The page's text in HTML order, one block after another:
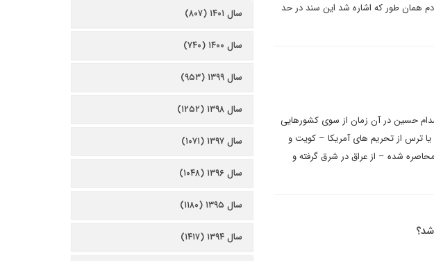
همان طور که اشاره شد این سند در حد
صدام حسین در آن زمان از سوی کشورهایی
ترس از تحریم های آمریکا – کویت و
شده – از عراق در شرق گرفته و
سال ۱۴۰۱ (۸۰۷)
سال ۱۴۰۰ (۷۴۰)
سال ۱۳۹۹ (۹۵۳)
سال ۱۳۹۸ (۱۲۵۲)
سال ۱۳۹۷ (۱۰۷۱)
سال ۱۳۹۶ (۱۰۴۸)
سال ۱۳۹۵ (۱۱۸۰)
سال ۱۳۹۴ (۱۴۱۷)